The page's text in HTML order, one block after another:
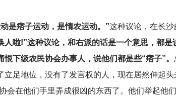
是痞子运动，是惰农运动。”这种议论，在长沙
人啦!”这种议论，和右派的话是一个意思，都
下级农民协会办事人，说他们都是些“痞子”。
立足地位，没有了发言权的人，现在居然伸起
会在他们手里弄成很凶的东西了。他们举起他